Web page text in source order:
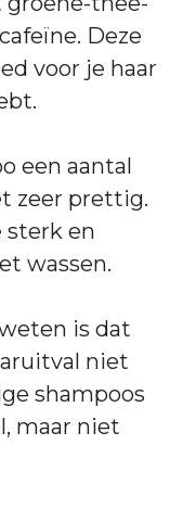
Deze
voor je haar
een aantal
zeer prettig.
sterk en
wassen.
is dat
niet
shampoos
maar niet